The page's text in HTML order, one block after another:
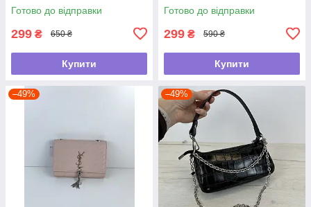
Готово до відправки
299 ₴ 650 ₴
Купити
Готово до відправки
299 ₴ 590 ₴
Купити
–49% –49%